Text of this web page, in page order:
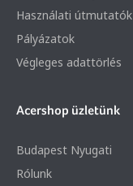
Használati útmutatók
Pályázatok
Végleges adattörlés
Acershop üzletünk
Budapest Nyugati
Rólunk